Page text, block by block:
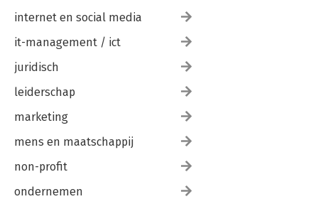
internet en social media
it-management / ict
juridisch
leiderschap
marketing
mens en maatschappij
non-profit
ondernemen